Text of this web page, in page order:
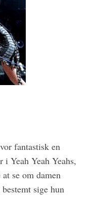
fantastisk en
Yeah Yeah Yeahs,
se om damen
sige hun